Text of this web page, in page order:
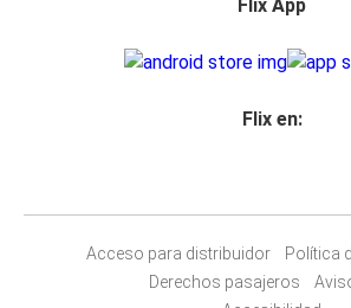
Flix App
Flix en:
Acceso para distribuidor
Política
Derechos pasajeros